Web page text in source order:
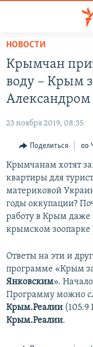
Вернуться
основному
содержанию
Вернутся
главной
навигации
Вернутся
поиску
СПЕЦПРОЕКТЫ
11 ЛЕТ ОККУПАЦИИ
ВОДА
ЕЩЕ
ИНТЕРАКТИВ
ИНФОГРАФИКА
ТЕЛЕПРОЕКТ
СОВЕТЫ
ПРОПАВШИЕ БЕЗ ВЕСТИ
КРЫМ.НЕПОКОРЕННЫЙ
УКРАИНСКАЯ
РАДІО СВОБОДА
КАК ОБОЙТИ
Українською
Qırımtatar
Все сайты RFE/RL
НОВОСТИ
Крымчан
воду – Крым
23 ноября 2019, 08:35
Поделиться
Крымчанам хотят
квартиры для
материковой
годы оккупации?
работу в Крым даже
крымском зоопарке
Ответы на эти и
программе «Крым
Янковским».
Программу можно
Крым.Реалии (105.9
Крым.Реалии.